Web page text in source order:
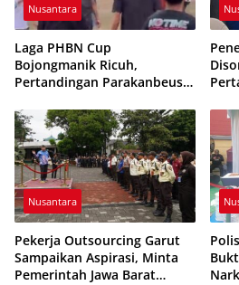
Nusantara
Laga PHBN Cup
Bojongmanik Ricuh,
Pertandingan Parakanbeusi
Dihentikan
Nusantara
Pekerja Outsourcing Garut
Sampaikan Aspirasi, Minta
Pemerintah Jawa Barat